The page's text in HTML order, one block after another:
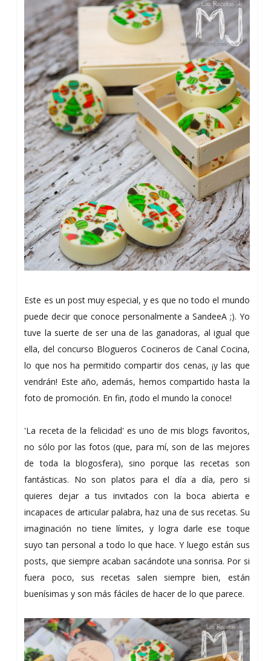
Este es un post muy especial, y es que no todo el mundo
puede decir que conoce personalmente a SandeeA ;). Yo
tuve la suerte de ser una de las ganadoras, al igual que
ella, del concurso Blogueros Cocineros de Canal Cocina,
lo que nos ha permitido compartir dos cenas, ¡y las que
vendrán! Este año, además, hemos compartido hasta la
foto de promoción. En fin, ¡todo el mundo la conoce!
'La receta de la felicidad' es uno de mis blogs favoritos,
no sólo por las fotos (que, para mí, son de las mejores
de toda la blogosfera), sino porque las recetas son
fantásticas. No son platos para el día a día, pero si
quieres dejar a tus invitados con la boca abierta e
incapaces de articular palabra, haz una de sus recetas. Su
imaginación no tiene límites, y logra darle ese toque
suyo tan personal a todo lo que hace. Y luego están sus
posts, que siempre acaban sacándote una sonrisa. Por si
fuera poco, sus recetas salen siempre bien, están
buenísimas y son más fáciles de hacer de lo que parece.